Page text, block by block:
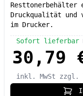
Druckqualität und
im Drucker.
Sofort lieferbar
30,79
inkl. MwSt
zzgl.